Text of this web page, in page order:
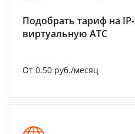
Подобрать тариф на
виртуальную АТС
От 0.50 руб./месяц